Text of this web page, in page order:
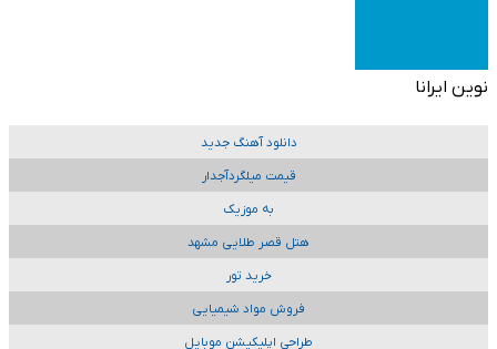
نوین ایرانا
دانلود آهنگ جدید
قیمت میلگردآجدار
به موزیک
هتل قصر طلایی مشهد
خرید تور
فروش مواد شیمیایی
طراحی اپلیکیشن موبایل